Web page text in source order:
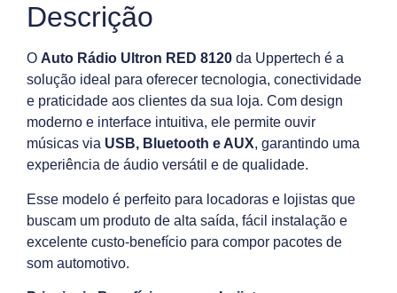
Descrição
O Auto Rádio Ultron RED 8120 da Uppertech é a
solução ideal para oferecer tecnologia, conectividade
e praticidade aos clientes da sua loja. Com design
moderno e interface intuitiva, ele permite ouvir
músicas via USB, Bluetooth e AUX, garantindo uma
experiência de áudio versátil e de qualidade.
Esse modelo é perfeito para locadoras e lojistas que
buscam um produto de alta saída, fácil instalação e
excelente custo-benefício para compor pacotes de
som automotivo.